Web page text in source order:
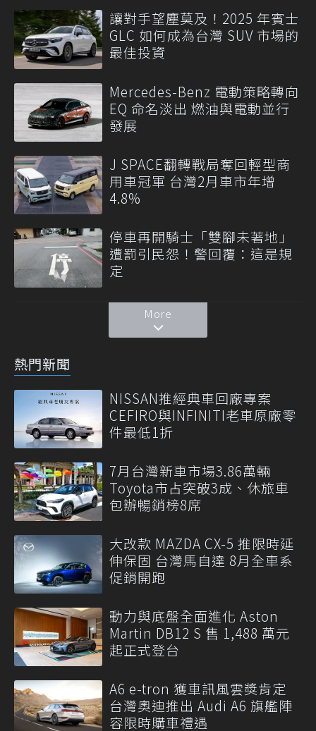
讓對手望塵莫及！2025 年賓士
GLC 如何成為台灣 SUV 市場的
最佳投資
Mercedes-Benz 電動策略轉向
EQ 命名淡出 燃油與電動並行
發展
J SPACE翻轉戰局奪回輕型商
用車冠軍 台灣2月車市年增
4.8%
停車再開騎士「雙腳未著地」
遭罰引民怨！警回覆：這是規
定
More
熱門新聞
NISSAN推經典車回廠專案
CEFIRO與INFINITI老車原廠零
件最低1折
7月台灣新車市場3.86萬輛
Toyota市占突破3成、休旅車
包辦暢銷榜8席
大改款 MAZDA CX-5 推限時延
伸保固 台灣馬自達 8月全車系
促銷開跑
動力與底盤全面進化 Aston
Martin DB12 S 售 1,488 萬元
起正式登台
A6 e-tron 獲車訊風雲獎肯定
台灣奧迪推出 Audi A6 旗艦陣
容限時購車禮遇